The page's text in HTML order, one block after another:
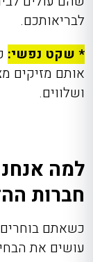
לבריאותכם.
* שקט נפשי:
אותם מזיקים
ושלווים.
למה
חברות
כשאתם
עושים את